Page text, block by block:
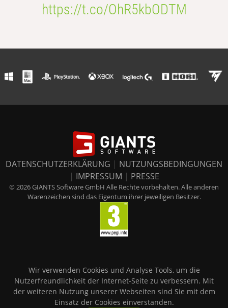
https://t.co/OhR5kbODTM
DATENSCHUTZERKLÄRUNG | NUTZUNGSBEDINGUNGEN
| IMPRESSUM | PRESSE
© 2026 GIANTS Software GmbH Alle Rechte vorbehalten. Alle anderen
Warenzeichen sind das Eigentum ihrer jeweiligen Besitzer.
Wir verwenden Cookies und Analyse Tools, um die
Nutzerfreundlichkeit der Internet-Seite zu verbessern. Mit
der weiteren Nutzung unserer Webseiten sind Sie mit dem
Einsatz der Cookies einverstanden.